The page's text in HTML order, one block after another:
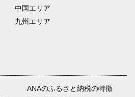
中国エリア
九州エリア
ANAのふるさと納税の特徴